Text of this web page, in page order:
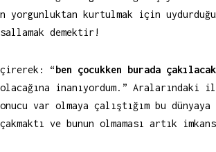
yorgunluktan kurtulmak için
demektir!
“ben çocukken burada
olacağına inanıyordum.”
var olmaya çalıştığım bu
ve bunun olmaması artık